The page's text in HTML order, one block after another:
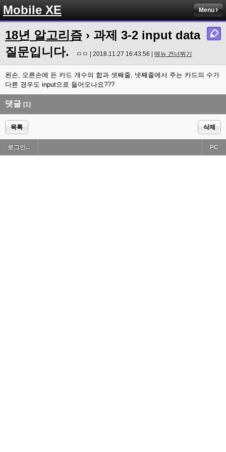
Mobile XE Menu
18년 알고리즘 › 과제 3-2 input data
질문입니다.
ㅁㅁ | 2018.11.27 16:43:56 | 메뉴 건너뛰기
왼손, 오른손에 든 카드 개수의 합과 셋째줄, 넷째줄에서 주는 카드의 수가
다른 경우도 input으로 들어오나요???
댓글 [1]
목록 삭제
로그인... PC